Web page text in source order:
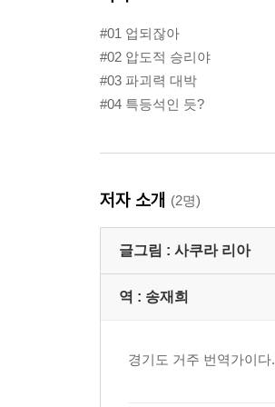
#01 업되잖아
#02 압도적 승리야
#03 파괴력 대박
#04 특등석인 듯?
저자 소개 (2명)
글그림 : 사쿠라 리아
역 : 송재희
경기도 거주 번역가이다.